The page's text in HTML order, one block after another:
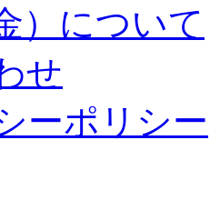
）について
せ
ーポリシー